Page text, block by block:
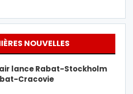
NOUVELLES
lance Rabat-Stockholm
Cracovie